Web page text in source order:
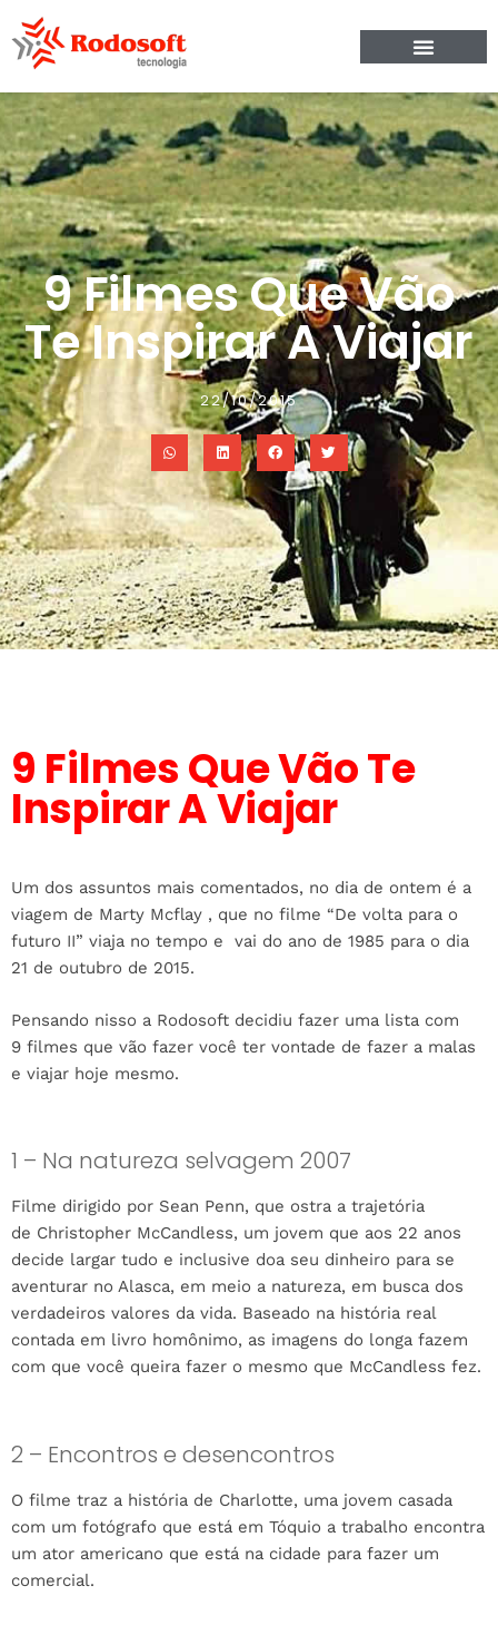
9 Filmes Que Vão
Te Inspirar A Viajar
22/10/2015
9 Filmes Que Vão Te
Inspirar A Viajar
Um dos assuntos mais comentados, no dia de ontem é a
viagem de Marty Mcflay , que no filme “De volta para o
futuro II” viaja no tempo e vai do ano de 1985 para o dia
21 de outubro de 2015.
Pensando nisso a Rodosoft decidiu fazer uma lista com
9 filmes que vão fazer você ter vontade de fazer a malas
e viajar hoje mesmo.
1 – Na natureza selvagem 2007
Filme dirigido por Sean Penn, que ostra a trajetória
de Christopher McCandless, um jovem que aos 22 anos
decide largar tudo e inclusive doa seu dinheiro para se
aventurar no Alasca, em meio a natureza, em busca dos
verdadeiros valores da vida. Baseado na história real
contada em livro homônimo, as imagens do longa fazem
com que você queira fazer o mesmo que McCandless fez.
2 – Encontros e desencontros
O filme traz a história de Charlotte, uma jovem casada
com um fotógrafo que está em Tóquio a trabalho encontra
um ator americano que está na cidade para fazer um
comercial.